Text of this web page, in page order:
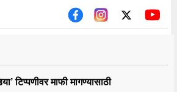
टिप्पणीवर माफी मागण्यासाठी